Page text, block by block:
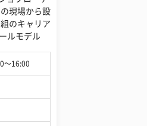
現場から設
のキャリア
ルモデル
〜16:00